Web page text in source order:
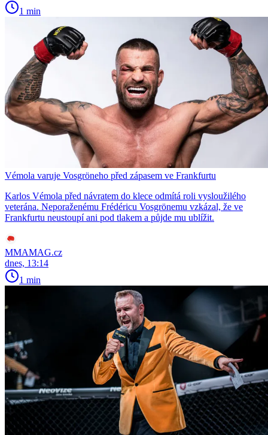
1 min
Vémola varuje Vosgröneho před zápasem ve Frankfurtu
Karlos Vémola před návratem do klece odmítá roli vysloužilého
veterána. Neporaženému Frédéricu Vosgrönemu vzkázal, že ve
Frankfurtu neustoupí ani pod tlakem a půjde mu ublížit.
MMAMAG.cz
dnes, 13:14
1 min